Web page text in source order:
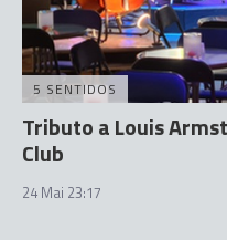
5 SENTIDOS
Tributo a Louis
Club
24 Mai 23:17